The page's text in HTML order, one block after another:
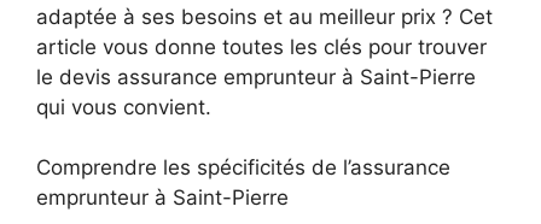
adaptée à ses besoins et au meilleur prix ? Cet
article vous donne toutes les clés pour trouver
le devis assurance emprunteur à Saint-Pierre
qui vous convient.
Comprendre les spécificités de l’assurance
emprunteur à Saint-Pierre